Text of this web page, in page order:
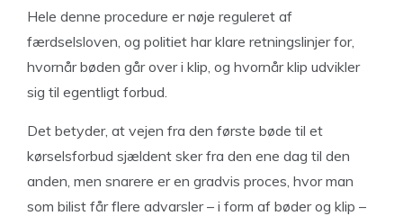
Hele denne procedure er nøje reguleret af
færdselsloven, og politiet har klare retningslinjer for,
hvornår bøden går over i klip, og hvornår klip udvikler
sig til egentligt forbud.
Det betyder, at vejen fra den første bøde til et
kørselsforbud sjældent sker fra den ene dag til den
anden, men snarere er en gradvis proces, hvor man
som bilist får flere advarsler – i form af bøder og klip –